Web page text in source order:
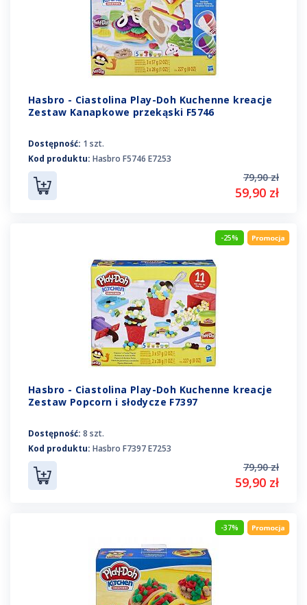
Hasbro - Ciastolina Play-Doh Kuchenne kreacje
Zestaw Kanapkowe przekąski F5746
Dostępność: 1 szt.
Kod produktu: Hasbro F5746 E7253
79,90 zł
59,90 zł
-25%
Hasbro - Ciastolina Play-Doh Kuchenne kreacje
Zestaw Popcorn i słodycze F7397
Dostępność: 8 szt.
Kod produktu: Hasbro F7397 E7253
79,90 zł
59,90 zł
-37%